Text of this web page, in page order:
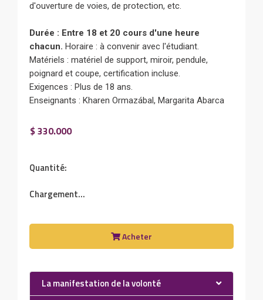
d'ouverture de voies, de protection, etc.
Durée : Entre 18 et 20 cours d'une heure
chacun. Horaire : à convenir avec l'étudiant.
Matériels : matériel de support, miroir, pendule,
poignard et coupe, certification incluse.
Exigences : Plus de 18 ans.
Enseignants : Kharen Ormazábal, Margarita Abarca
$ 330.000
Quantité:
Chargement...
Acheter
La manifestation de la volonté